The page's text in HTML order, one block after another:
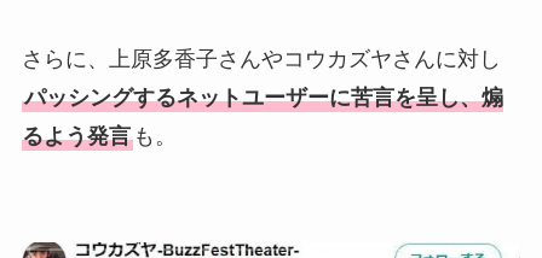
さらに、上原多香子さんやコウカズヤさんに対し
パッシングするネットユーザーに苦言を呈し、煽
るよう発言も。